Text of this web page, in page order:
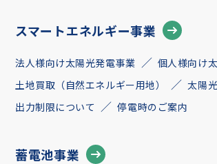
スマートエネルギー事業
法人様向け太陽光発電事業 個人様向け
土地買取（自然エネルギー用地）
太陽
出力制限について
停電時のご案内
蓄電池事業